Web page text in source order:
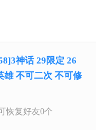
神话 29限定 26
雄 不可二次 不可修
恢复好友0个